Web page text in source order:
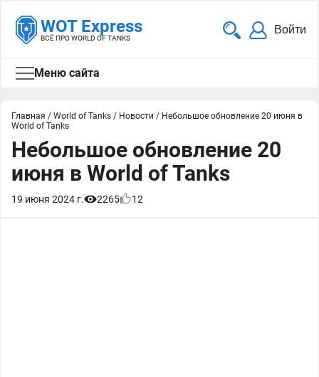
WOT Express
ВСЁ ПРО WORLD OF TANKS
Войти
Меню сайта
Главная / World of Tanks / Новости / Небольшое обновление 20 июня в
World of Tanks
Небольшое обновление 20
июня в World of Tanks
19 июня 2024 г. 2265 12